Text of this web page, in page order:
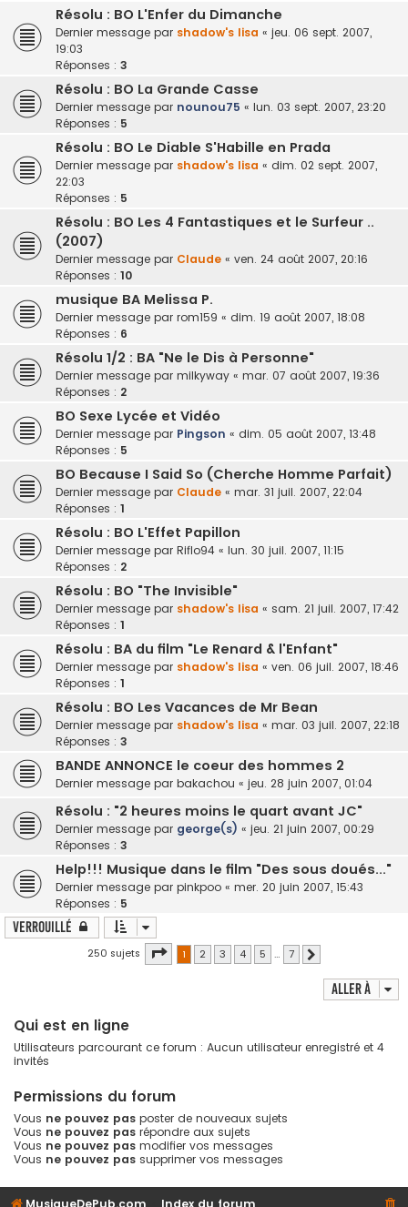
Résolu : BO L'Enfer du Dimanche
Dernier message par shadow's lisa « jeu. 06 sept. 2007,
19:03
Réponses : 3
Résolu : BO La Grande Casse
Dernier message par nounou75 « lun. 03 sept. 2007, 23:20
Réponses : 5
Résolu : BO Le Diable S'Habille en Prada
Dernier message par shadow's lisa « dim. 02 sept. 2007,
22:03
Réponses : 5
Résolu : BO Les 4 Fantastiques et le Surfeur ..
(2007)
Dernier message par Claude « ven. 24 août 2007, 20:16
Réponses : 10
musique BA Melissa P.
Dernier message par rom159 « dim. 19 août 2007, 18:08
Réponses : 6
Résolu 1/2 : BA "Ne le Dis à Personne"
Dernier message par milkyway « mar. 07 août 2007, 19:36
Réponses : 2
BO Sexe Lycée et Vidéo
Dernier message par Pingson « dim. 05 août 2007, 13:48
Réponses : 5
BO Because I Said So (Cherche Homme Parfait)
Dernier message par Claude « mar. 31 juil. 2007, 22:04
Réponses : 1
Résolu : BO L'Effet Papillon
Dernier message par Riflo94 « lun. 30 juil. 2007, 11:15
Réponses : 2
Résolu : BO "The Invisible"
Dernier message par shadow's lisa « sam. 21 juil. 2007, 17:42
Réponses : 1
Résolu : BA du film "Le Renard & l'Enfant"
Dernier message par shadow's lisa « ven. 06 juil. 2007, 18:46
Réponses : 1
Résolu : BO Les Vacances de Mr Bean
Dernier message par shadow's lisa « mar. 03 juil. 2007, 22:18
Réponses : 3
BANDE ANNONCE le coeur des hommes 2
Dernier message par bakachou « jeu. 28 juin 2007, 01:04
Résolu : "2 heures moins le quart avant JC"
Dernier message par george(s) « jeu. 21 juin 2007, 00:29
Réponses : 3
Help!!! Musique dans le film "Des sous doués..."
Dernier message par pinkpoo « mer. 20 juin 2007, 15:43
Réponses : 5
Verrouillé
250 sujets Page 1sur7
1 2 3 4 5 … 7
Aller à
Qui est en ligne
Utilisateurs parcourant ce forum : Aucun utilisateur enregistré et 4
invités
Permissions du forum
Vous ne pouvez pas poster de nouveaux sujets
Vous ne pouvez pas répondre aux sujets
Vous ne pouvez pas modifier vos messages
Vous ne pouvez pas supprimer vos messages